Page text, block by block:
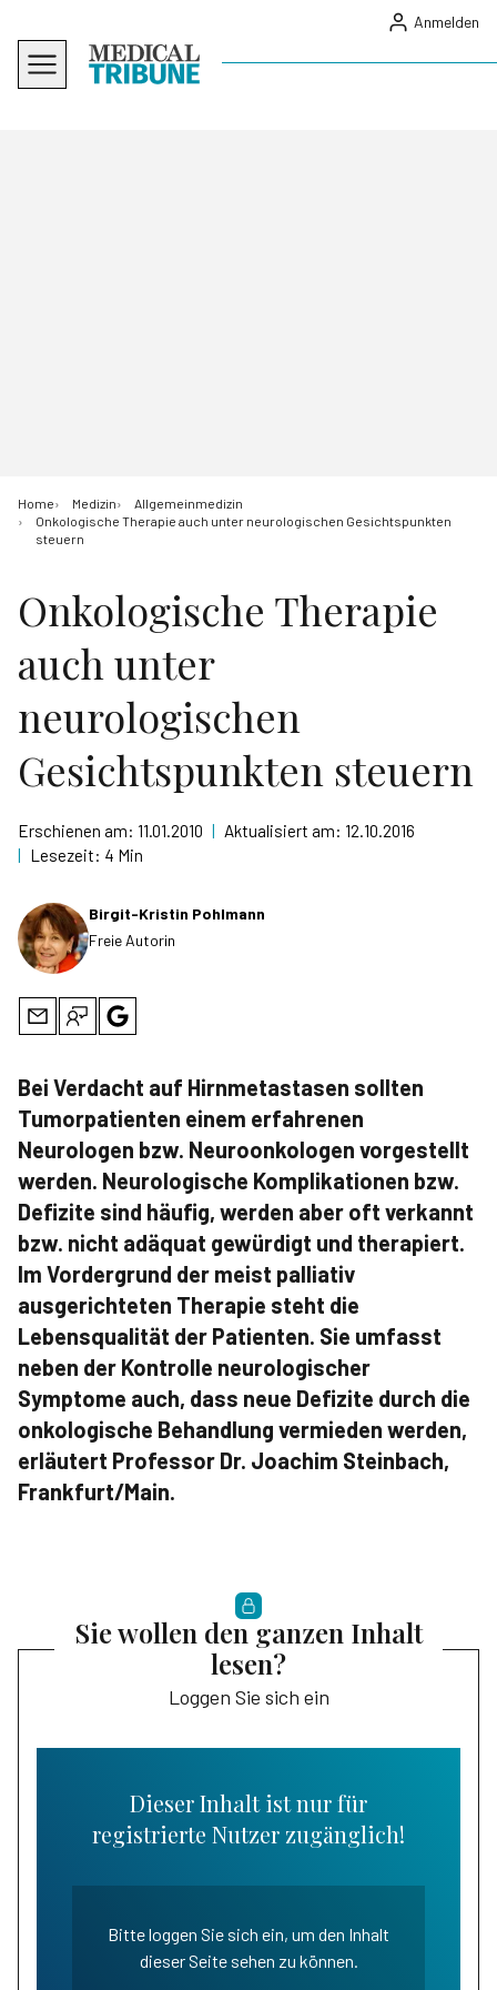
Anmelden
Home Medizin
Allgemeinmedizin
Onkologische Therapie auch unter neurologischen Gesichtspunkten
steuern
Onkologische Therapie
auch unter
neurologischen
Gesichtspunkten steuern
Erschienen am: 11.01.2010 | Aktualisiert am: 12.10.2016
| Lesezeit: 4 Min
Birgit-Kristin Pohlmann
Freie Autorin
Bei Verdacht auf Hirnmetastasen sollten
Tumorpatienten einem erfahrenen
Neurologen bzw. Neuroonkologen vorgestellt
werden. Neurologische Komplikationen bzw.
Defizite sind häufig, werden aber oft verkannt
bzw. nicht adäquat gewürdigt und therapiert.
Im Vordergrund der meist palliativ
ausgerichteten Therapie steht die
Lebensqualität der Patienten. Sie umfasst
neben der Kontrolle neurologischer
Symptome auch, dass neue Defizite durch die
onkologische Behandlung vermieden werden,
erläutert Professor Dr. Joachim Steinbach,
Frankfurt/Main.
Sie wollen den ganzen Inhalt
lesen?
Loggen Sie sich ein
Dieser Inhalt ist nur für
registrierte Nutzer zugänglich!
Bitte loggen Sie sich ein, um den Inhalt
dieser Seite sehen zu können.